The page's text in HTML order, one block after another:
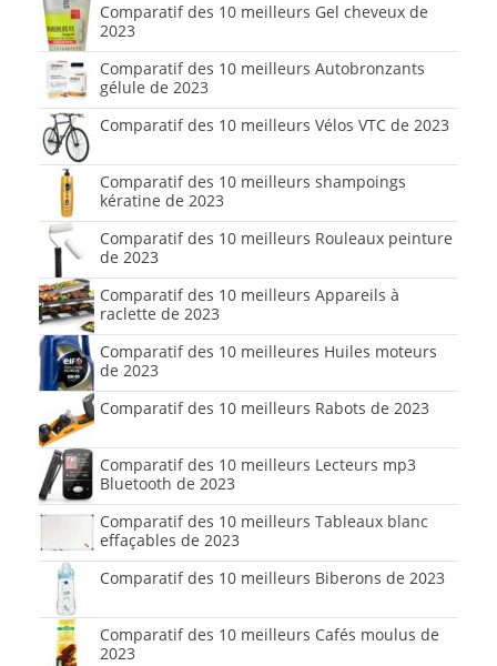
Comparatif des 10 meilleurs Gel cheveux de
2023
Comparatif des 10 meilleurs Autobronzants
gélule de 2023
Comparatif des 10 meilleurs Vélos VTC de 2023
Comparatif des 10 meilleurs shampoings
kératine de 2023
Comparatif des 10 meilleurs Rouleaux peinture
de 2023
Comparatif des 10 meilleurs Appareils à
raclette de 2023
Comparatif des 10 meilleures Huiles moteurs
de 2023
Comparatif des 10 meilleurs Rabots de 2023
Comparatif des 10 meilleurs Lecteurs mp3
Bluetooth de 2023
Comparatif des 10 meilleurs Tableaux blanc
effaçables de 2023
Comparatif des 10 meilleurs Biberons de 2023
Comparatif des 10 meilleurs Cafés moulus de
2023